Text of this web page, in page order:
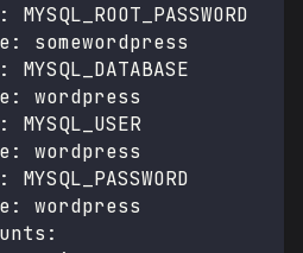
:
MYSQL_ROOT_PASSWORD
:
somewordpress
:
MYSQL_DATABASE
:
wordpress
:
MYSQL_USER
:
wordpress
:
MYSQL_PASSWORD
:
wordpress
: